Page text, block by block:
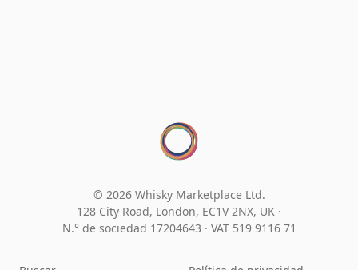
© 2026 Whisky Marketplace Ltd.
128 City Road, London, EC1V 2NX, UK ·
N.° de sociedad 17204643 · VAT 519 9116 71